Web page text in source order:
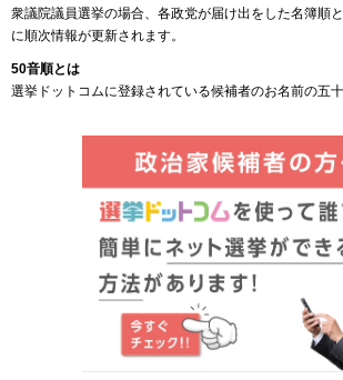
衆議院議員選挙の場合、各政党が届け出をした名簿順
に順次情報が更新されます。
50音順とは
選挙ドットコムに登録されている候補者のお名前の五十